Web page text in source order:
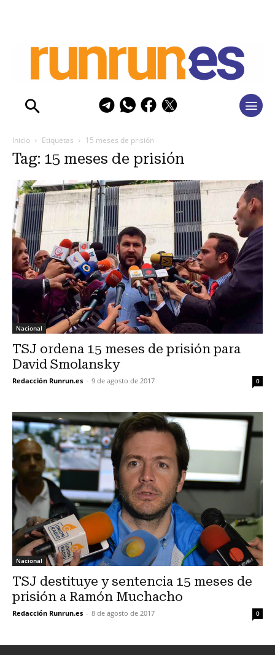
Inicio Etiquetas 15 meses de prisión
Tag: 15 meses de prisión
Nacional
TSJ ordena 15 meses de prisión para
David Smolansky
Redacción Runrun.es - 9 de agosto de 2017 0
Nacional
TSJ destituye y sentencia 15 meses de
prisión a Ramón Muchacho
Redacción Runrun.es - 8 de agosto de 2017 0